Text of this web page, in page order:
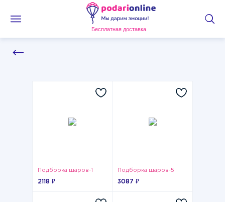
Бесплатная доставка
Подборка шаров-1
2118 ₽
Подборка шаров-5
3087 ₽